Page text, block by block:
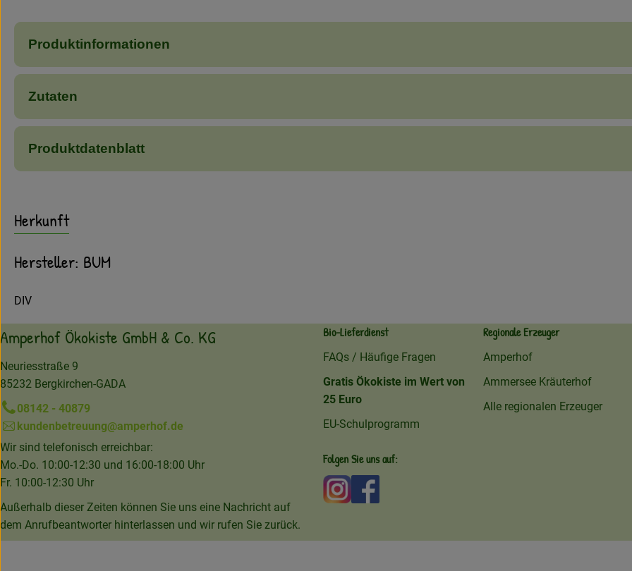
Produktinformationen
Zutaten
Produktdatenblatt
Herkunft
Hersteller: BUM
DIV
Amperhof Ökokiste GmbH & Co. KG
Neuriesstraße 9
85232 Bergkirchen-GADA
08142 - 40879
kundenbetreuung@amperhof.de
Wir sind telefonisch erreichbar:
Mo.-Do. 10:00-12:30 und 16:00-18:00 Uhr
Fr. 10:00-12:30 Uhr
Außerhalb dieser Zeiten können Sie uns eine Nachricht auf
dem Anrufbeantworter hinterlassen und wir rufen Sie zurück.
Bio-Lieferdienst
FAQs / Häufige Fragen
Gratis Ökokiste im Wert von
25 Euro
EU-Schulprogramm
Regionale Erzeuger
Amperhof
Ammersee Kräuterhof
Alle regionalen Erzeuger
Folgen Sie uns auf:
Externer Link zu https://www.instagram.com/